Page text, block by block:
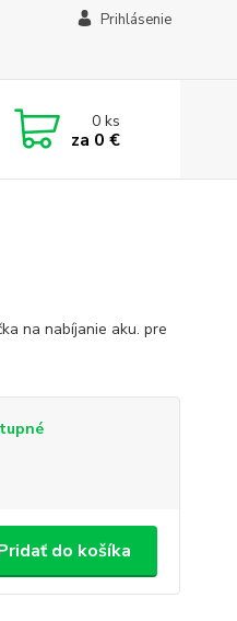
Prihlásenie
0ks
za 0 €
na nabíjanie aku. pre
do košíka